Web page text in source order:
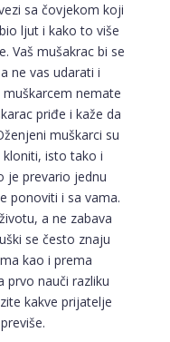
sa čovjekom koji
ljut i kako to više
Vaš mušakrac bi se
ne vas udarati i
nemate
priđe i kaže da
muškarci su
isto tako i
je prevario jednu
ponoviti i sa vama.
a ne zabava
se često znaju
kao i prema
prvo nauči razliku
kakve prijatelje